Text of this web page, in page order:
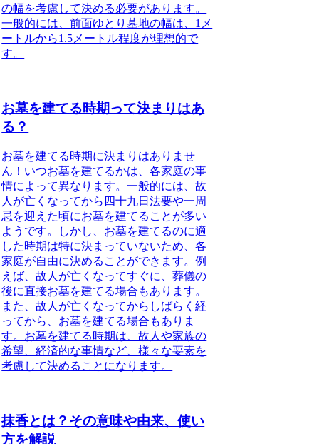
の幅を考慮して決める必要があります。
一般的には、前面ゆとり墓地の幅は、1メ
ートルから1.5メートル程度が理想的で
す。
お墓を建てる時期って決まりはあ
る？
お墓を建てる時期に決まりはありませ
ん！ いつお墓を建てるかは、各家庭の事
情によって異なります。一般的には、故
人が亡くなってから四十九日法要や一周
忌を迎えた頃にお墓を建てることが多い
ようです。しかし、お墓を建てるのに適
した時期は特に決まっていないため、各
家庭が自由に決めることができます。例
えば、故人が亡くなってすぐに、葬儀の
後に直接お墓を建てる場合もあります。
また、故人が亡くなってからしばらく経
ってから、お墓を建てる場合もありま
す。お墓を建てる時期は、故人や家族の
希望、経済的な事情など、様々な要素を
考慮して決めることになります。
抹香とは？その意味や由来、使い
方を解説